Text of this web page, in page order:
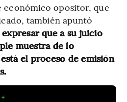
opositor, que
también apuntó
que a su juicio
muestra de lo
el proceso de emisión
+